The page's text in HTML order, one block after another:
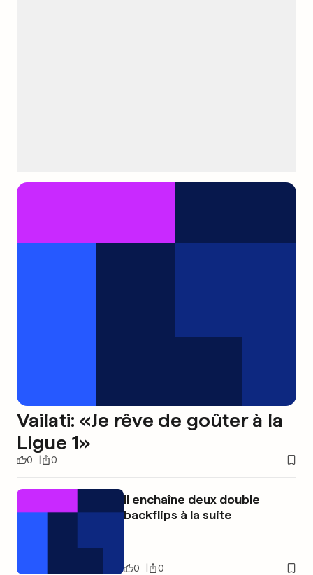
Vailati: «Je rêve de goûter à la
Ligue 1»
0 0
Il enchaîne deux double
backflips à la suite
0 0